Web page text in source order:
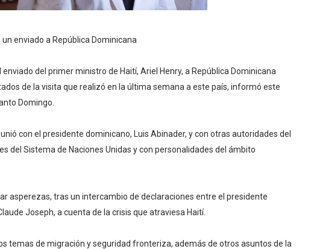
enviado a República Dominicana
enviado del primer ministro de Haití, Ariel Henry, a República Dominicana
de la visita que realizó en la última semana a este país, informó este
Domingo.
con el presidente dominicano, Luis Abinader, y con otras autoridades del
del Sistema de Naciones Unidas y con personalidades del ámbito
asperezas, tras un intercambio de declaraciones entre el presidente
Joseph, a cuenta de la crisis que atraviesa Haití.
temas de migración y seguridad fronteriza, además de otros asuntos de la